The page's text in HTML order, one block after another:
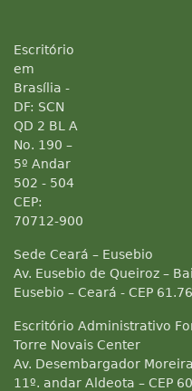
Escritório
em
Brasília -
DF: SCN
QD 2 BL A
No. 190 –
5º Andar
502 - 504
CEP:
70712-900
Sede Ceará – Eusebio
Av. Eusebio de Queiroz –
Eusebio – Ceará - CEP
Escritório Administrativo
Torre Novais Center
Av. Desembargador
11º. andar Aldeota – CEP